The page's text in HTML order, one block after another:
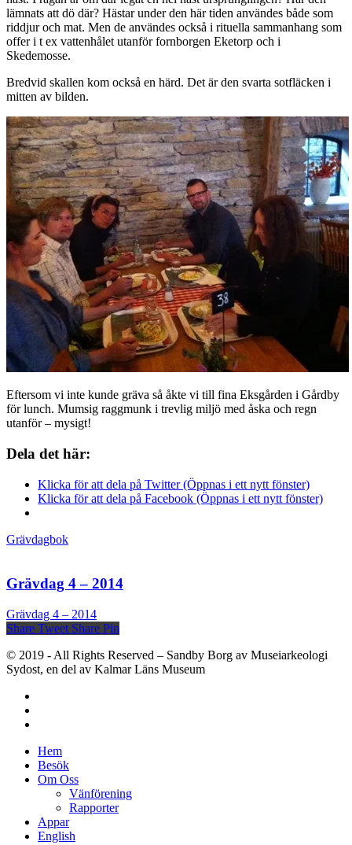
lämnats att dö där? Hästar under den här tiden användes både som
riddjur och mat. Men de användes också i rituella sammanhang som
offer i t ex vattenhålet utanför fornborgen Eketorp och i
Skedemosse.
Bredvid skallen kom också en härd. Det är den svarta sotfläcken i
mitten av bilden.
Eftersom vi inte kunde gräva så åkte vi till fina Eksgården i Gårdby
för lunch. Mumsig raggmunk i trevlig miljö med åska och regn
utanför – mysigt!
Dela det här:
Klicka för att dela på Twitter (Öppnas i ett nytt fönster)
Klicka för att dela på Facebook (Öppnas i ett nytt fönster)
Grävdagbok
Grävdag 4 – 2014
Grävdag 4 – 2014
Share Tweet Share Pin
© 2019 - All Rights Reserved – Sandby Borg av Museiarkeologi
Sydost, en del av Kalmar Läns Museum
Hem
Besök
Om Oss
Vänförening
Rapporter
Appar
English